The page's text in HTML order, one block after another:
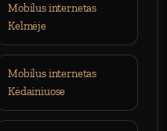
Mobilus internetas
Kelmėje
Mobilus internetas
Kėdainiuose